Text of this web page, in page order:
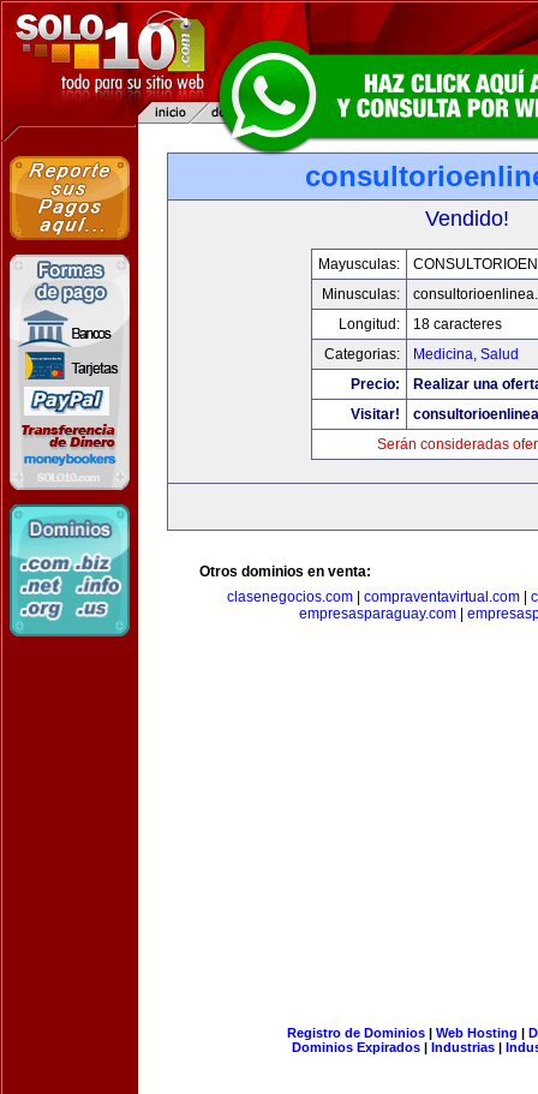
Vendido!
Mayusculas:
Minusculas:
Longitud:
18 caracteres
Categorias:
Medicina, Salud
Precio:
Realizar una
Visitar!
Serán consideradas
Otros dominios en venta:
clasenegocios.com| compraventavirtual.com|
empresasparaguay.com|
Registro de Dominios| Web Hosting |
Dominios Expirados | Industrias |